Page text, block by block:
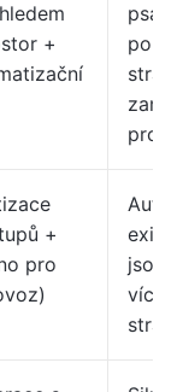
+
+
pro
jsou
více